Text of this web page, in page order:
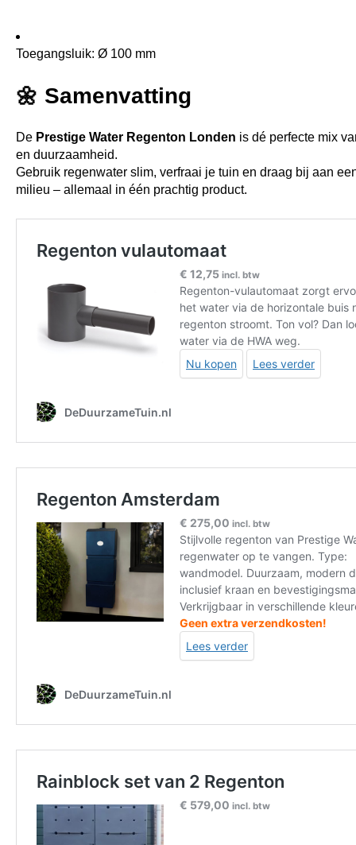
Toegangsluik: Ø 100 mm
🌼 Samenvatting
De Prestige Water Regenton Londen is dé perfecte mix
en duurzaamheid.
Gebruik regenwater slim, verfraai je tuin en draag bij aan
milieu – allemaal in één prachtig product.